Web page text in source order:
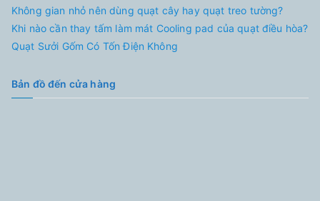
Không gian nhỏ nên dùng quạt cây hay quạt treo tường?
Khi nào cần thay tấm làm mát Cooling pad của quạt điều hòa?
Quạt Sưởi Gốm Có Tốn Điện Không
Bản đồ đến cửa hàng